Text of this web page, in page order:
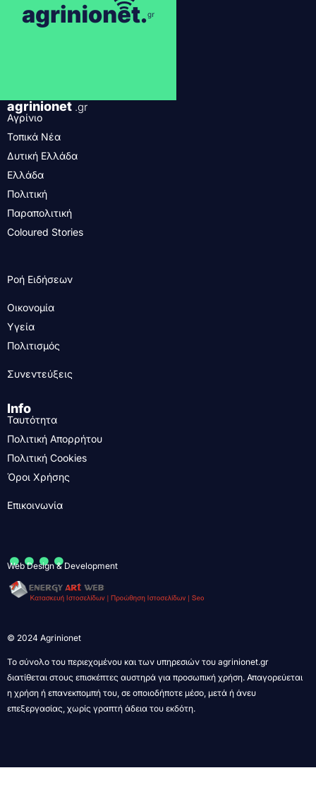
agrinionet .gr
Αγρίνιο
Τοπικά Νέα
Δυτική Ελλάδα
Ελλάδα
Πολιτική
Παραπολιτική
Coloured Stories
Ροή Ειδήσεων
Οικονομία
Υγεία
Πολιτισμός
Συνεντεύξεις
Info
Ταυτότητα
Πολιτική Απορρήτου
Πολιτική Cookies
Όροι Χρήσης
Επικοινωνία
....
Web Design & Development
© 2024 Agrinionet
Το σύνολο του περιεχομένου και των υπηρεσιών του agrinionet.gr
διατίθεται στους επισκέπτες αυστηρά για προσωπική χρήση. Απαγορεύεται
η χρήση ή επανεκπομπή του, σε οποιοδήποτε μέσο, μετά ή άνευ
επεξεργασίας, χωρίς γραπτή άδεια του εκδότη.